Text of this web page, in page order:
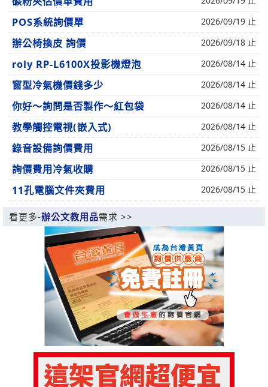
POS系統詢價單 2026/09/19 止
辦公椅換皮 詢價 2026/09/18 止
roly RP-L6100X投影機燈泡 2026/08/14 止
窗型冷氣機價錢多少 2026/08/14 止
你好～詢問是否製作～紅包袋 2026/08/14 止
教學觸控電視(嵌入式) 2026/08/14 止
錄音設備詢價費用 2026/08/15 止
詢價費用冷氣收購 2026/08/15 止
11孔電腦文件夾費用 2026/08/15 止
看更多-辦公文教用品需求 >>